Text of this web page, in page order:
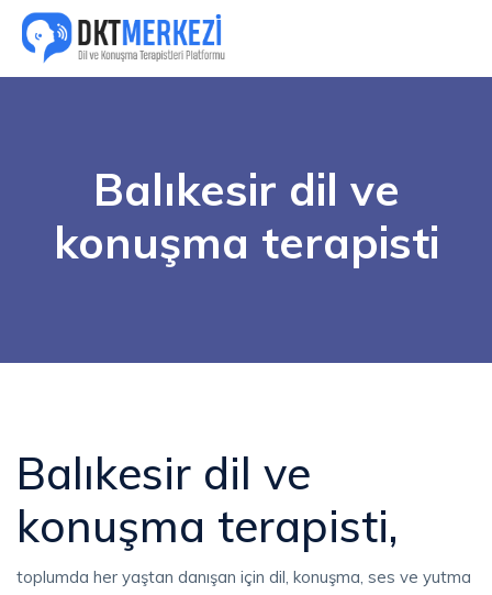
Balıkesir dil ve
konuşma terapisti
Balıkesir dil ve
konuşma terapisti,
toplumda her yaştan danışan için dil, konuşma, ses ve yutma